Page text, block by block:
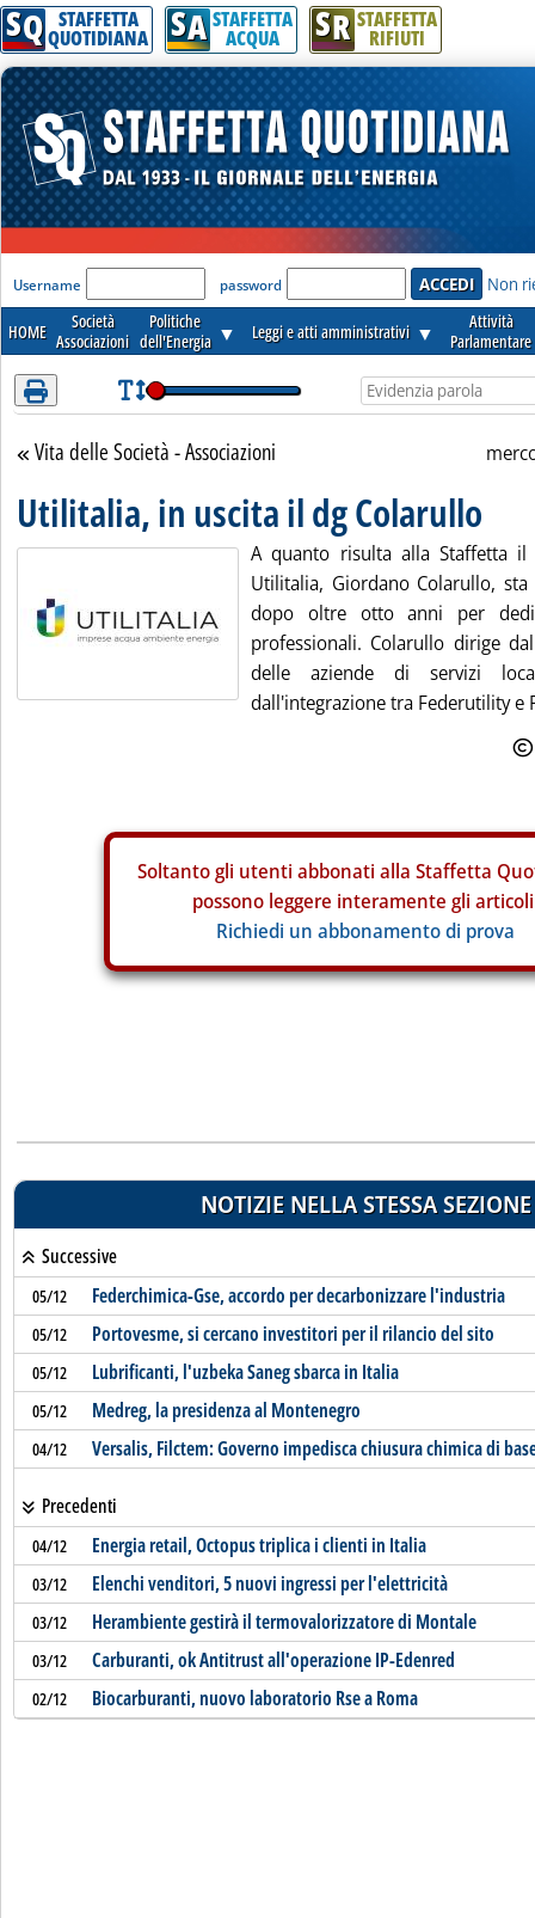
Attenzione! Esegui l'accesso per lèggere interamente la notizia.
SQ STAFFETTA
QUOTIDIANA SA STAFFETTA
ACQUA SR STAFFETTA
RIFIUTI
'Modulo Login per accedere'
Username password Non
HOME
Società
Associazioni
Politiche
dell'Energia ▼ Leggi e atti amministrativi ▼
Attività
Parlamentare
Torna alla sezione
Vita delle Società - Associazioni
Utilitalia, in uscita il dg Colarullo
A quanto risulta alla Staffetta
Utilitalia, Giordano Colarullo,
dopo oltre otto anni per
professionali. Colarullo dirige
delle aziende di servizi
dall'integrazione tra Federutility e
Soltanto gli utenti abbonati alla Staffetta
possono leggere interamente gli
Richiedi un abbonamento di prova
NOTIZIE NELLA STESSA SEZIONE
Successive
05/12 Federchimica-Gse, accordo per decarbonizzare l'industria
05/12 Portovesme, si cercano investitori per il rilancio del sito
05/12 Lubrificanti, l'uzbeka Saneg sbarca in Italia
05/12 Medreg, la presidenza al Montenegro
04/12 Versalis, Filctem: Governo impedisca chiusura chimica di
Precedenti
04/12 Energia retail, Octopus triplica i clienti in Italia
03/12 Elenchi venditori, 5 nuovi ingressi per l'elettricità
03/12 Herambiente gestirà il termovalorizzatore di Montale
03/12 Carburanti, ok Antitrust all'operazione IP-Edenred
02/12 Biocarburanti, nuovo laboratorio Rse a Roma